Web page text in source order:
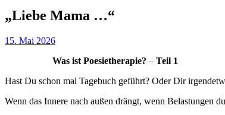
„Liebe Mama …“
15. Mai 2026
Was ist Poesietherapie? – Teil 1
Hast Du schon mal Tagebuch geführt? Oder Dir
Wenn das Innere nach außen drängt, wenn Belastungen